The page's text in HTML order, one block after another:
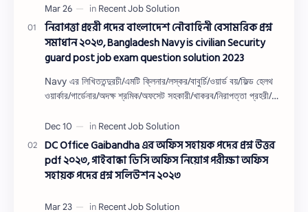
নিরাপত্তা প্রহরী পদের বাংলাদেশ নৌবাহিনী বেসামরিক প্রশ্ন
সমাধান ২০২৩, Bangladesh Navy is civilian Security
guard post job exam question solution 2023
Navy এর লিখিততন্দুরচী/এমটি ক্লিনার/লস্কর/বাবুর্চি/ওয়ার্ড বয়/ফিল্ড হেলথ
ওয়ার্কার/গার্ডেনার/অদক্ষ শ্রমিক/অফসেট সহকারী/খাকরব/নিরাপত্তা প্রহরী/
DC Office Gaibandha এর অফিস সহায়ক পদের প্রশ্ন উত্তর
pdf ২০২৩, গাইবান্ধা ডিসি অফিস নিয়োগ পরীক্ষা অফিস
সহায়ক পদের প্রশ্ন সলিউশন ২০২৩